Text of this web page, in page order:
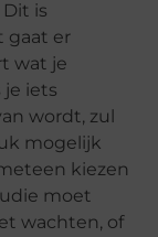
is
gaat er
wat je
je iets
wordt, zul
mogelijk
kiezen
moet
wachten, of